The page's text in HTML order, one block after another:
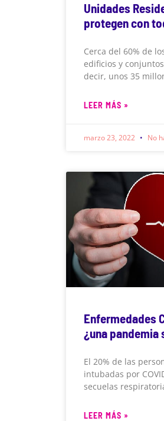
Unidades
protegen con
Cerca del 60% de
edificios y
decir, unos 35
LEER MÁS »
marzo 23, 2022 No
Enfermedades
¿una
El 20% de las
intubadas por
secuelas
LEER MÁS »